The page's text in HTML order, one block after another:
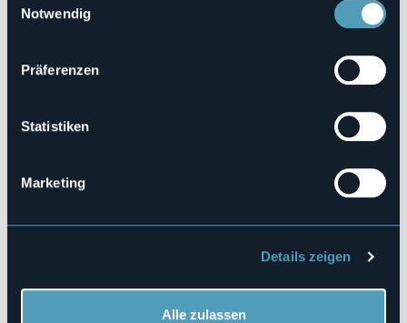
Notwendig
Präferenzen
Statistiken
Marketing
Details zeigen
Alle zulassen
Lungolago Nassiriya
28041 - Arona (NO)